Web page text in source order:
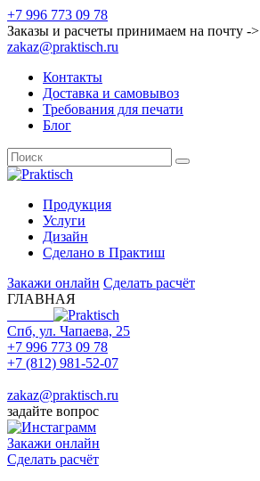
+7 996 773 09 78
Заказы и расчеты принимаем на почту ->
zakaz@praktisch.ru
Контакты
Доставка и самовывоз
Требования для печати
Блог
Продукция
Услуги
Дизайн
Cделано в Практиш
Закажи онлайн Сделать расчёт
ГЛАВНАЯ
Спб, ул. Чапаева, 25
+7 996 773 09 78
+7 (812) 981-52-07
zakaz@praktisch.ru
задайте вопрос
Закажи онлайн
Cделать расчёт